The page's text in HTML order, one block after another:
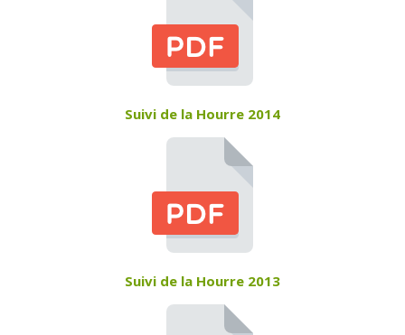
Suivi de la Hourre 2014
Suivi de la Hourre 2013